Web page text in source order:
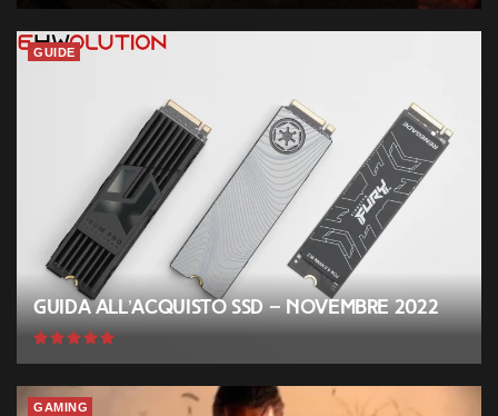
GUIDE
Guida all’acquisto SSD – Novembre 2022
GAMING